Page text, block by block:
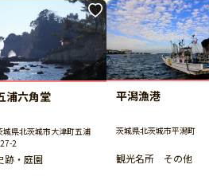
浦六角堂
城県北茨城市大津町五浦
2
跡・庭園
平潟漁港
茨城県北茨城市平潟町
観光名所 その他